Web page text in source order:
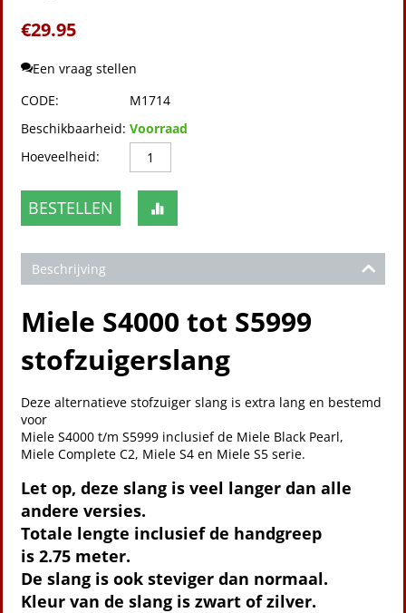
€29.95
Een vraag stellen
CODE:
M1714
Beschikbaarheid: Voorraad
Hoeveelheid:
BESTELLEN
Beschrijving
Miele S4000 tot S5999
stofzuigerslang
Deze alternatieve stofzuiger slang is extra lang en bestemd
voor
Miele S4000 t/m S5999 inclusief de Miele Black Pearl,
Miele Complete C2, Miele S4 en Miele S5 serie.
Let op, deze slang is veel langer dan alle
andere versies.
Totale lengte inclusief de handgreep
is 2.75 meter.
De slang is ook steviger dan normaal.
Kleur van de slang is zwart of zilver.